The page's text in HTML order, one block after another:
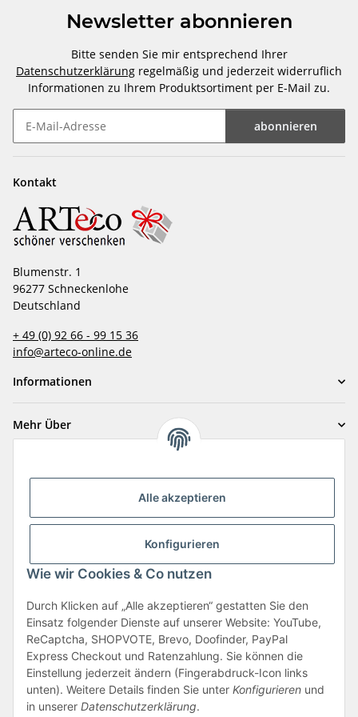
Alle akzeptieren
Konfigurieren
Wie wir Cookies & Co nutzen
Durch Klicken auf „Alle akzeptieren“ gestatten Sie den
Einsatz folgender Dienste auf unserer Website: YouTube,
ReCaptcha, SHOPVOTE, Brevo, Doofinder, PayPal
Express Checkout und Ratenzahlung. Sie können die
Einstellung jederzeit ändern (Fingerabdruck-Icon links
unten). Weitere Details finden Sie unter Konfigurieren und
in unserer Datenschutzerklärung.
Newsletter abonnieren
Bitte senden Sie mir entsprechend Ihrer
Datenschutzerklärung regelmäßig und jederzeit widerruflich
Informationen zu Ihrem Produktsortiment per E-Mail zu.
abonnieren
Kontakt
Blumenstr. 1
96277 Schneckenlohe
Deutschland
+ 49 (0) 92 66 - 99 15 36
info@arteco-online.de
Informationen
Mehr Über
Vertrag widerrufen
* Alle Preise pro Stück & inkl. gesetzlicher USt., zzgl. Versand